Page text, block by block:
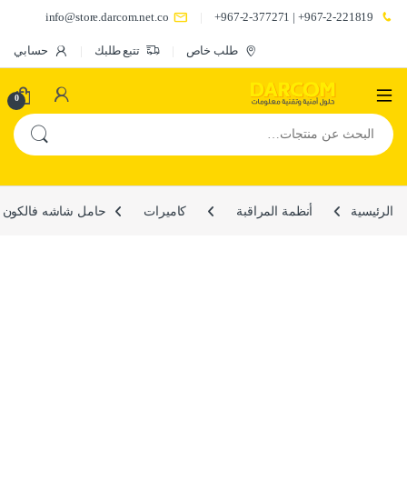
967-2-221819+ | 967-2-377271+
info@store.darcom.net.co
طلب خاص تتبع طلبك حسابي
0
البحث عن:
الرئيسية أنظمة المراقبة كاميرات حامل شاشه فالكون ستار